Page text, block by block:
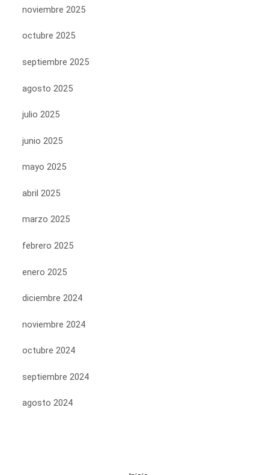
noviembre 2025
octubre 2025
septiembre 2025
agosto 2025
julio 2025
junio 2025
mayo 2025
abril 2025
marzo 2025
febrero 2025
enero 2025
diciembre 2024
noviembre 2024
octubre 2024
septiembre 2024
agosto 2024